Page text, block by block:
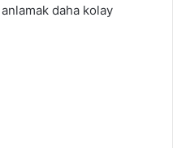
anlamak daha kolay